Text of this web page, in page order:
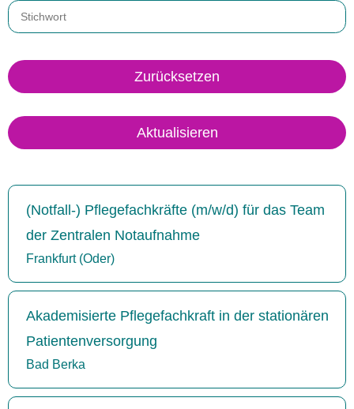
Zurücksetzen
Aktualisieren
(Notfall-) Pflegefachkräfte (m/w/d) für das Team
der Zentralen Notaufnahme
Frankfurt (Oder)
Akademisierte Pflegefachkraft in der stationären
Patientenversorgung
Bad Berka